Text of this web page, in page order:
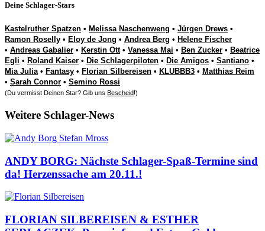
Deine Schlager-Stars
Kastelruther Spatzen • Melissa Naschenweng • Jürgen Drews •
Ramon Roselly • Eloy de Jong • Andrea Berg • Helene Fischer
• Andreas Gabalier • Kerstin Ott• Vanessa Mai • Ben Zucker • Beatrice
Egli • Roland Kaiser • Die Schlagerpiloten • Die Amigos • Santiano •
Mia Julia• Fantasy • Florian Silbereisen • KLUBBB3 • Matthias Reim
• Sarah Connor • Semino Rossi
(Du vermisst Deinen Star? Gib uns Bescheid!)
Weitere Schlager-News
ANDY BORG: Nächste Schlager-Spaß-Termine sind
da! Herzenssache am 20.11.!
FLORIAN SILBEREISEN & ESTHER